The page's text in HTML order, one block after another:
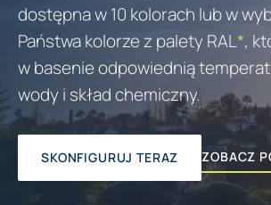
dostępna w 10 kolorach lub w
Państwa kolorze z palety RAL*,
w basenie odpowiednią
wody i skład chemiczny.
SKONFIGURUJ TERAZ ZOBACZ